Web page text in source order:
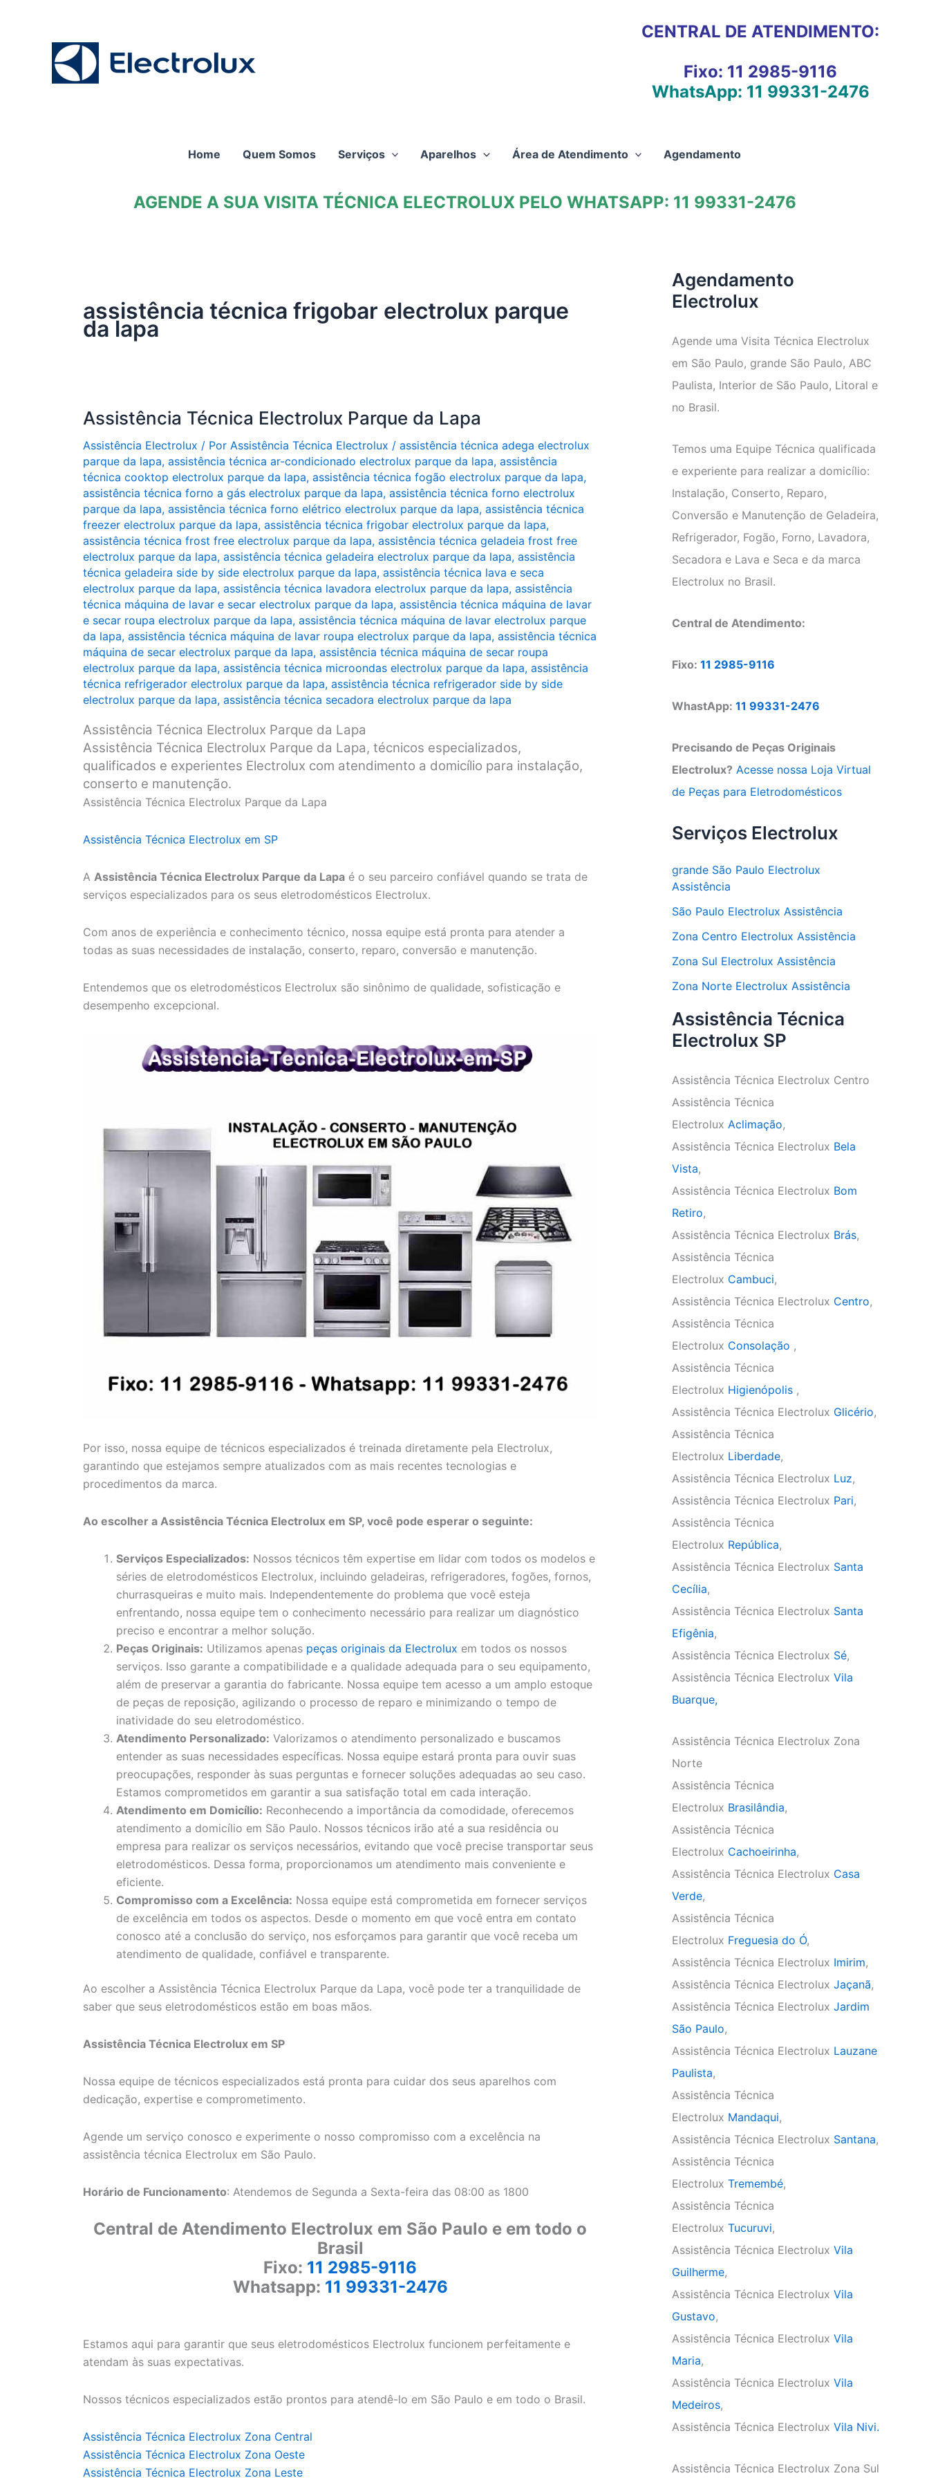
CENTRAL DE ATENDIMENTO:
Fixo: 11 2985-9116
WhatsApp: 11 99331-2476
Home Quem Somos Serviços Aparelhos Área de Atendimento Agendamento
AGENDE A SUA VISITA TÉCNICA ELECTROLUX PELO WHATSAPP: 11 99331-2476
assistência técnica frigobar electrolux parque
da lapa
Assistência Técnica Electrolux Parque da Lapa
Assistência Electrolux / Por Assistência Técnica Electrolux / assistência técnica adega electrolux
parque da lapa, assistência técnica ar-condicionado electrolux parque da lapa, assistência
técnica cooktop electrolux parque da lapa, assistência técnica fogão electrolux parque da lapa,
assistência técnica forno a gás electrolux parque da lapa, assistência técnica forno electrolux
parque da lapa, assistência técnica forno elétrico electrolux parque da lapa, assistência técnica
freezer electrolux parque da lapa, assistência técnica frigobar electrolux parque da lapa,
assistência técnica frost free electrolux parque da lapa, assistência técnica geladeia frost free
electrolux parque da lapa, assistência técnica geladeira electrolux parque da lapa, assistência
técnica geladeira side by side electrolux parque da lapa, assistência técnica lava e seca
electrolux parque da lapa, assistência técnica lavadora electrolux parque da lapa, assistência
técnica máquina de lavar e secar electrolux parque da lapa, assistência técnica máquina de lavar
e secar roupa electrolux parque da lapa, assistência técnica máquina de lavar electrolux parque
da lapa, assistência técnica máquina de lavar roupa electrolux parque da lapa, assistência técnica
máquina de secar electrolux parque da lapa, assistência técnica máquina de secar roupa
electrolux parque da lapa, assistência técnica microondas electrolux parque da lapa, assistência
técnica refrigerador electrolux parque da lapa, assistência técnica refrigerador side by side
electrolux parque da lapa, assistência técnica secadora electrolux parque da lapa
Assistência Técnica Electrolux Parque da Lapa
Assistência Técnica Electrolux Parque da Lapa, técnicos especializados,
qualificados e experientes Electrolux com atendimento a domicílio para instalação,
conserto e manutenção.
Assistência Técnica Electrolux Parque da Lapa
Assistência Técnica Electrolux em SP
A Assistência Técnica Electrolux Parque da Lapa é o seu parceiro confiável quando se trata de
serviços especializados para os seus eletrodomésticos Electrolux.
Com anos de experiência e conhecimento técnico, nossa equipe está pronta para atender a
todas as suas necessidades de instalação, conserto, reparo, conversão e manutenção.
Entendemos que os eletrodomésticos Electrolux são sinônimo de qualidade, sofisticação e
desempenho excepcional.
Por isso, nossa equipe de técnicos especializados é treinada diretamente pela Electrolux,
garantindo que estejamos sempre atualizados com as mais recentes tecnologias e
procedimentos da marca.
Ao escolher a Assistência Técnica Electrolux em SP, você pode esperar o seguinte:
Serviços Especializados: Nossos técnicos têm expertise em lidar com todos os modelos e
séries de eletrodomésticos Electrolux, incluindo geladeiras, refrigeradores, fogões, fornos,
churrasqueiras e muito mais. Independentemente do problema que você esteja
enfrentando, nossa equipe tem o conhecimento necessário para realizar um diagnóstico
preciso e encontrar a melhor solução.
Peças Originais: Utilizamos apenas peças originais da Electrolux em todos os nossos
serviços. Isso garante a compatibilidade e a qualidade adequada para o seu equipamento,
além de preservar a garantia do fabricante. Nossa equipe tem acesso a um amplo estoque
de peças de reposição, agilizando o processo de reparo e minimizando o tempo de
inatividade do seu eletrodoméstico.
Atendimento Personalizado: Valorizamos o atendimento personalizado e buscamos
entender as suas necessidades específicas. Nossa equipe estará pronta para ouvir suas
preocupações, responder às suas perguntas e fornecer soluções adequadas ao seu caso.
Estamos comprometidos em garantir a sua satisfação total em cada interação.
Atendimento em Domicílio: Reconhecendo a importância da comodidade, oferecemos
atendimento a domicílio em São Paulo. Nossos técnicos irão até a sua residência ou
empresa para realizar os serviços necessários, evitando que você precise transportar seus
eletrodomésticos. Dessa forma, proporcionamos um atendimento mais conveniente e
eficiente.
Compromisso com a Excelência: Nossa equipe está comprometida em fornecer serviços
de excelência em todos os aspectos. Desde o momento em que você entra em contato
conosco até a conclusão do serviço, nos esforçamos para garantir que você receba um
atendimento de qualidade, confiável e transparente.
Ao escolher a Assistência Técnica Electrolux Parque da Lapa, você pode ter a tranquilidade de
saber que seus eletrodomésticos estão em boas mãos.
Assistência Técnica Electrolux em SP
Nossa equipe de técnicos especializados está pronta para cuidar dos seus aparelhos com
dedicação, expertise e comprometimento.
Agende um serviço conosco e experimente o nosso compromisso com a excelência na
assistência técnica Electrolux em São Paulo.
Horário de Funcionamento: Atendemos de Segunda a Sexta-feira das 08:00 as 1800
Central de Atendimento Electrolux em São Paulo e em todo o
Brasil
Fixo: 11 2985-9116
Whatsapp: 11 99331-2476
Estamos aqui para garantir que seus eletrodomésticos Electrolux funcionem perfeitamente e
atendam às suas expectativas.
Nossos técnicos especializados estão prontos para atendê-lo em São Paulo e em todo o Brasil.
Assistência Técnica Electrolux Zona Central
Assistência Técnica Electrolux Zona Oeste
Assistência Técnica Electrolux Zona Leste
Agendamento
Electrolux
Agende uma Visita Técnica Electrolux
em São Paulo, grande São Paulo, ABC
Paulista, Interior de São Paulo, Litoral e
no Brasil.
Temos uma Equipe Técnica qualificada
e experiente para realizar a domicílio:
Instalação, Conserto, Reparo,
Conversão e Manutenção de Geladeira,
Refrigerador, Fogão, Forno, Lavadora,
Secadora e Lava e Seca e da marca
Electrolux no Brasil.
Central de Atendimento:
Fixo: 11 2985-9116
WhastApp: 11 99331-2476
Precisando de Peças Originais
Electrolux? Acesse nossa Loja Virtual
de Peças para Eletrodomésticos
Serviços Electrolux
grande São Paulo Electrolux
Assistência
São Paulo Electrolux Assistência
Zona Centro Electrolux Assistência
Zona Sul Electrolux Assistência
Zona Norte Electrolux Assistência
Assistência Técnica
Electrolux SP
Assistência Técnica Electrolux Centro
Assistência Técnica
Electrolux Aclimação,
Assistência Técnica Electrolux Bela
Vista,
Assistência Técnica Electrolux Bom
Retiro,
Assistência Técnica Electrolux Brás,
Assistência Técnica
Electrolux Cambuci,
Assistência Técnica Electrolux Centro,
Assistência Técnica
Electrolux Consolação ,
Assistência Técnica
Electrolux Higienópolis ,
Assistência Técnica Electrolux Glicério,
Assistência Técnica
Electrolux Liberdade,
Assistência Técnica Electrolux Luz,
Assistência Técnica Electrolux Pari,
Assistência Técnica
Electrolux República,
Assistência Técnica Electrolux Santa
Cecília,
Assistência Técnica Electrolux Santa
Efigênia,
Assistência Técnica Electrolux Sé,
Assistência Técnica Electrolux Vila
Buarque,
Assistência Técnica Electrolux Zona
Norte
Assistência Técnica
Electrolux Brasilândia,
Assistência Técnica
Electrolux Cachoeirinha,
Assistência Técnica Electrolux Casa
Verde,
Assistência Técnica
Electrolux Freguesia do Ó,
Assistência Técnica Electrolux Imirim,
Assistência Técnica Electrolux Jaçanã,
Assistência Técnica Electrolux Jardim
São Paulo,
Assistência Técnica Electrolux Lauzane
Paulista,
Assistência Técnica
Electrolux Mandaqui,
Assistência Técnica Electrolux Santana,
Assistência Técnica
Electrolux Tremembé,
Assistência Técnica
Electrolux Tucuruvi,
Assistência Técnica Electrolux Vila
Guilherme,
Assistência Técnica Electrolux Vila
Gustavo,
Assistência Técnica Electrolux Vila
Maria,
Assistência Técnica Electrolux Vila
Medeiros,
Assistência Técnica Electrolux Vila Nivi.
Assistência Técnica Electrolux Zona Sul